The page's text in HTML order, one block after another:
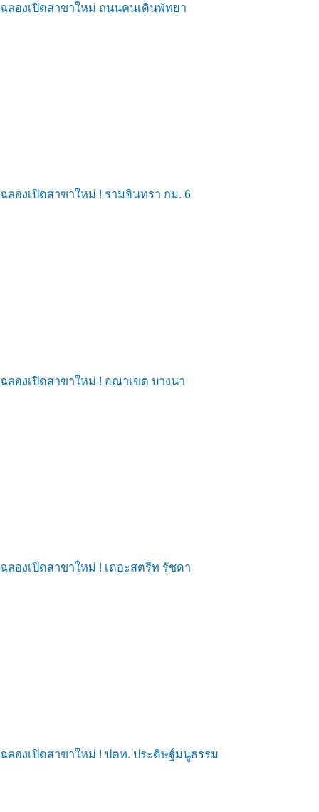
ฉลองเปิดสาขาใหม่ ถนนคนเดินพัทยา
ฉลองเปิดสาขาใหม่ ! รามอินทรา กม. 6
ฉลองเปิดสาขาใหม่ ! อณาเขต บางนา
ฉลองเปิดสาขาใหม่ ! เดอะสตรีท รัชดา
ฉลองเปิดสาขาใหม่ ! ปตท. ประดิษฐ์มนูธรรม